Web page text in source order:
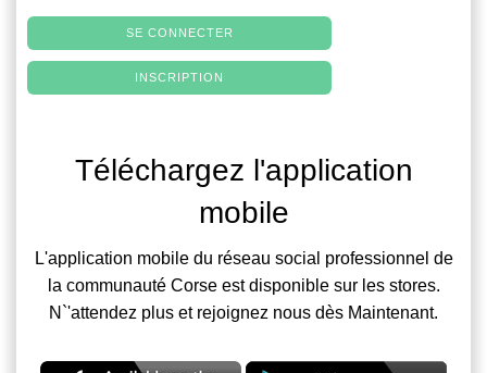
SE CONNECTER
INSCRIPTION
Téléchargez l'application
mobile
L'application mobile du réseau social professionnel de
la communauté Corse est disponible sur les stores.
N`'attendez plus et rejoignez nous dès Maintenant.